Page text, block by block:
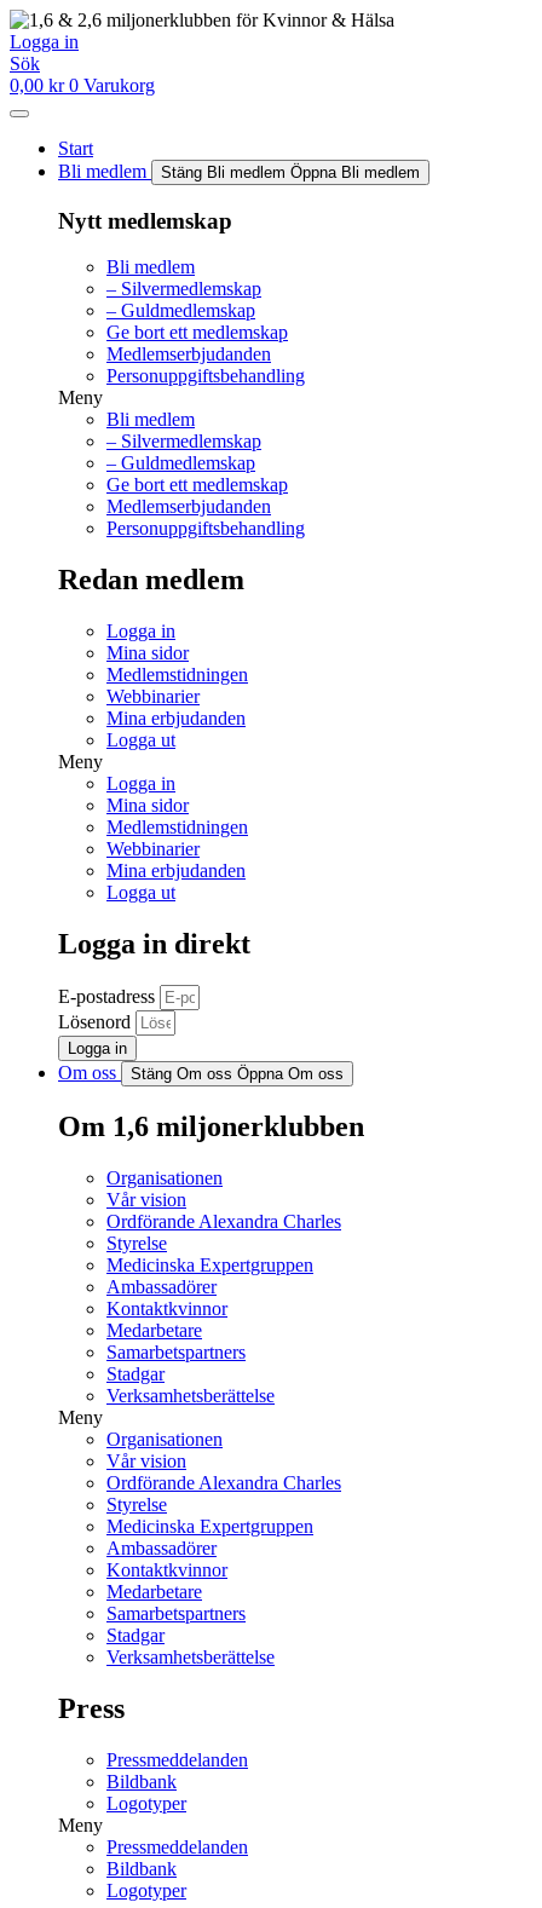
Hoppa
till
innehåll
Logga in
Sök
0,00 kr 0 Varukorg
Start
Bli medlem
Stäng Bli medlem Öppna Bli medlem
Nytt medlemskap
Bli medlem
– Silvermedlemskap
– Guldmedlemskap
Ge bort ett medlemskap
Medlemserbjudanden
Personuppgiftsbehandling
Meny
Bli medlem
– Silvermedlemskap
– Guldmedlemskap
Ge bort ett medlemskap
Medlemserbjudanden
Personuppgiftsbehandling
Redan medlem
Logga in
Mina sidor
Medlemstidningen
Webbinarier
Mina erbjudanden
Logga ut
Meny
Logga in
Mina sidor
Medlemstidningen
Webbinarier
Mina erbjudanden
Logga ut
Logga in direkt
E-postadress
Lösenord
Logga in
Om oss Stäng Om oss Öppna Om oss
Om 1,6 miljonerklubben
Organisationen
Vår vision
Ordförande Alexandra Charles
Styrelse
Medicinska Expertgruppen
Ambassadörer
Kontaktkvinnor
Medarbetare
Samarbetspartners
Stadgar
Verksamhetsberättelse
Meny
Organisationen
Vår vision
Ordförande Alexandra Charles
Styrelse
Medicinska Expertgruppen
Ambassadörer
Kontaktkvinnor
Medarbetare
Samarbetspartners
Stadgar
Verksamhetsberättelse
Press
Pressmeddelanden
Bildbank
Logotyper
Meny
Pressmeddelanden
Bildbank
Logotyper